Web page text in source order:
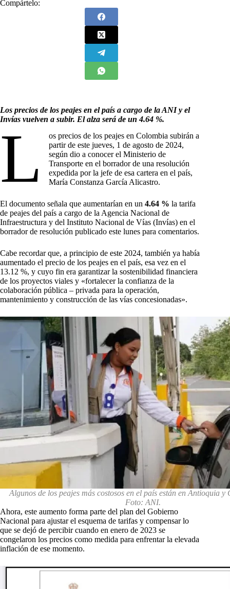
Compártelo:
Los precios de los peajes en el país a cargo de la ANI y el
Invías vuelven a subir. El alza será de un 4.64 %.
L
os precios de los peajes en Colombia subirán a
partir de este jueves, 1 de agosto de 2024,
según dio a conocer el Ministerio de
Transporte en el borrador de una resolución
expedida por la jefe de esa cartera en el país,
María Constanza García Alicastro.
El documento señala que aumentarían en un 4.64 % la tarifa
de peajes del país a cargo de la Agencia Nacional de
Infraestructura y del Instituto Nacional de Vías (Invías) en el
borrador de resolución publicado este lunes para comentarios.
Cabe recordar que, a principio de este 2024, también ya había
aumentado el precio de los peajes en el país, esa vez en el
13.12 %, y cuyo fin era garantizar la sostenibilidad financiera
de los proyectos viales y «fortalecer la confianza de la
colaboración pública – privada para la operación,
mantenimiento y construcción de las vías concesionadas».
Algunos de los peajes más costosos en el país están en Antioquia y
Foto: ANI.
Ahora, este aumento forma parte del plan del Gobierno
Nacional para ajustar el esquema de tarifas y compensar lo
que se dejó de percibir cuando en enero de 2023 se
congelaron los precios como medida para enfrentar la elevada
inflación de ese momento.